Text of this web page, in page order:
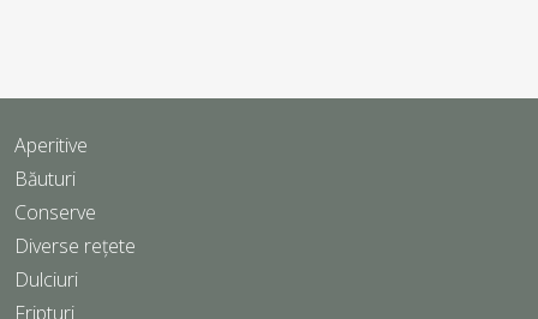
Aperitive
Băuturi
Conserve
Diverse rețete
Dulciuri
Fripturi